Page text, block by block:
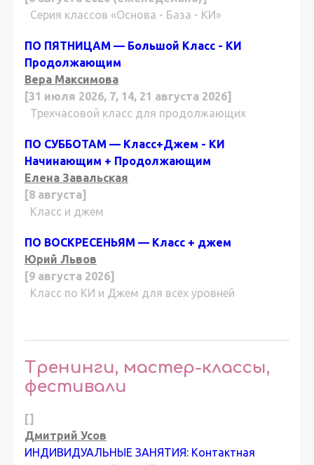
Серия классов «Основа - База - КИ»
ПО ПЯТНИЦАМ — Большой Класс - КИ
Продолжающим
Вера Максимова
[31 июля 2026, 7, 14, 21 августа 2026]
Трехчасовой класс для продолжающих
ПО СУББОТАМ — Класс+Джем - КИ
Начинающим + Продолжающим
Елена Завальская
[8 августа]
Класс и джем
ПО ВОСКРЕСЕНЬЯМ — Класс + джем
Юрий Львов
[9 августа 2026]
Класс по КИ и Джем для всех уровней
Тренинги, мастер-классы,
фестивали
[]
Дмитрий Усов
ИНДИВИДУАЛЬНЫЕ ЗАНЯТИЯ: Контактная